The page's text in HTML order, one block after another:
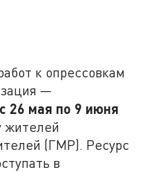
к опрессовкам
—
с 26 мая по 9 июня
жителей
(ГМР). Ресурс
в